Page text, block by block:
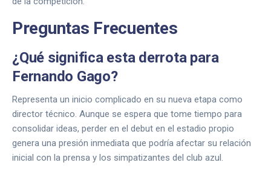
Preguntas Frecuentes
¿Qué significa esta derrota para
Fernando Gago?
Representa un inicio complicado en su nueva etapa como
director técnico. Aunque se espera que tome tiempo para
consolidar ideas, perder en el debut en el estadio propio
genera una presión inmediata que podría afectar su relación
inicial con la prensa y los simpatizantes del club azul.